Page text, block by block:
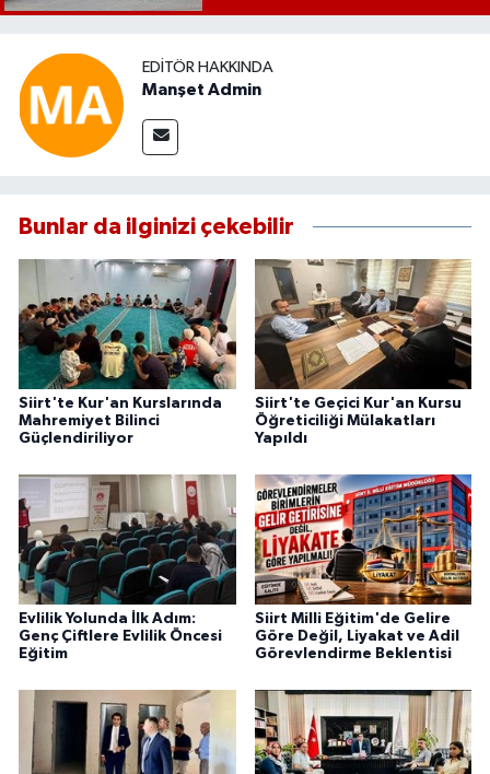
EDITÖR HAKKINDA
Manşet Admin
Bunlar da ilginizi çekebilir
Siirt'te Kur'an Kurslarında
Mahremiyet Bilinci
Güçlendiriliyor
Siirt'te Geçici Kur'an Kursu
Öğreticiliği Mülakatları
Yapıldı
Evlilik Yolunda İlk Adım:
Genç Çiftlere Evlilik Öncesi
Eğitim
Siirt Milli Eğitim'de Gelire
Göre Değil, Liyakat ve Adil
Görevlendirme Beklentisi